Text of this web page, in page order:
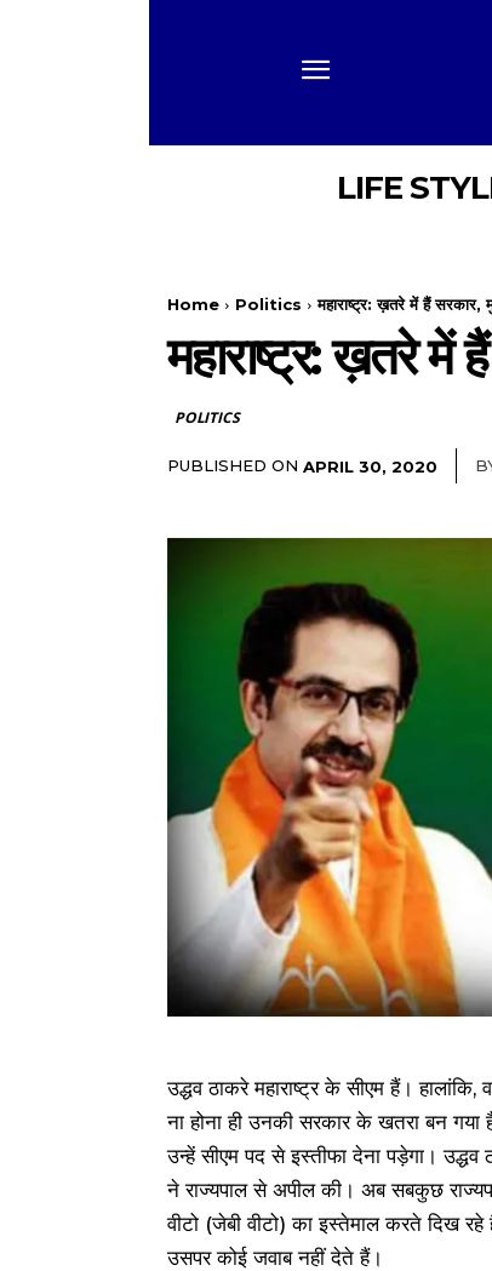
LIFE
Home Politics महाराष्ट्र: ख़तरे में हैं सरकार,
महाराष्ट्र: ख़तरे में
POLITICS
PUBLISHED ON APRIL 30, 2020
उद्धव ठाकरे महाराष्ट्र के सीएम हैं।
ना होना ही उनकी सरकार के खतरा बन
उन्हें सीएम पद से इस्तीफा देना पड़ेगा।
ने राज्यपाल से अपील की। अब सबकुछ
वीटो (जेबी वीटो) का इस्तेमाल करते दिख
उसपर कोई जवाब नहीं देते हैं।